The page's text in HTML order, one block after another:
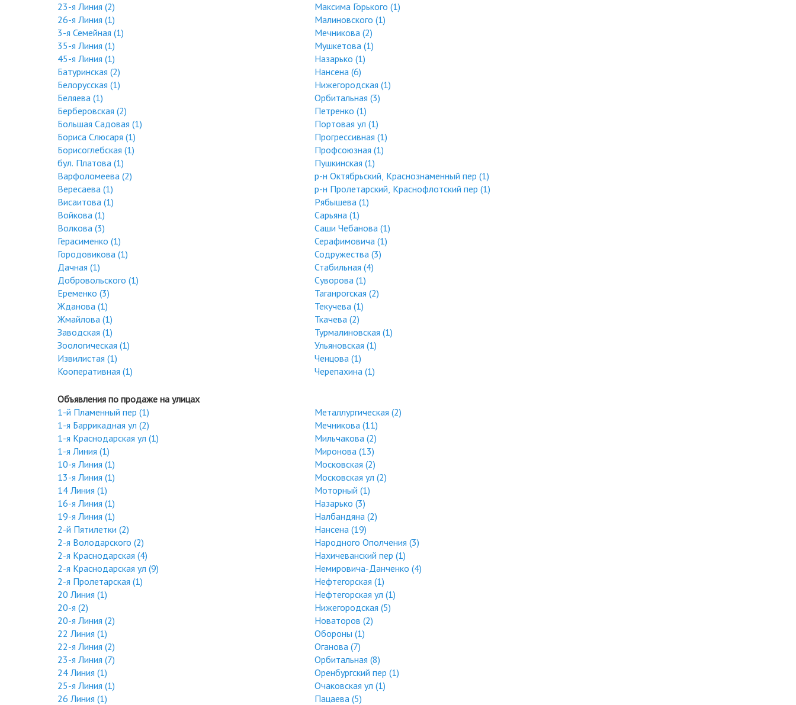
23-я Линия (2)
26-я Линия (1)
3-я Семейная (1)
35-я Линия (1)
45-я Линия (1)
Батуринская (2)
Белорусская (1)
Беляева (1)
Берберовская (2)
Большая Садовая (1)
Бориса Слюсаря (1)
Борисоглебская (1)
бул. Платова (1)
Варфоломеева (2)
Вересаева (1)
Висаитова (1)
Войкова (1)
Волкова (3)
Герасименко (1)
Городовикова (1)
Дачная (1)
Добровольского (1)
Еременко (3)
Жданова (1)
Жмайлова (1)
Заводская (1)
Зоологическая (1)
Извилистая (1)
Кооперативная (1)
Максима Горького (1)
Малиновского (1)
Мечникова (2)
Мушкетова (1)
Назарько (1)
Нансена (6)
Нижегородская (1)
Орбитальная (3)
Петренко (1)
Портовая ул (1)
Прогрессивная (1)
Профсоюзная (1)
Пушкинская (1)
р-н Октябрьский, Краснознаменный пер (1)
р-н Пролетарский, Краснофлотский пер (1)
Рябышева (1)
Сарьяна (1)
Саши Чебанова (1)
Серафимовича (1)
Содружества (3)
Стабильная (4)
Суворова (1)
Таганрогская (2)
Текучева (1)
Ткачева (2)
Турмалиновская (1)
Ульяновская (1)
Ченцова (1)
Черепахина (1)
Объявления по продаже на улицах
1-й Пламенный пер (1)
1-я Баррикадная ул (2)
1-я Краснодарская ул (1)
1-я Линия (1)
10-я Линия (1)
13-я Линия (1)
14 Линия (1)
16-я Линия (1)
19-я Линия (1)
2-й Пятилетки (2)
2-я Володарского (2)
2-я Краснодарская (4)
2-я Краснодарская ул (9)
2-я Пролетарская (1)
20 Линия (1)
20-я (2)
20-я Линия (2)
22 Линия (1)
22-я Линия (2)
23-я Линия (7)
24 Линия (1)
25-я Линия (1)
26 Линия (1)
Металлургическая (2)
Мечникова (11)
Мильчакова (2)
Миронова (13)
Московская (2)
Московская ул (2)
Моторный (1)
Назарько (3)
Налбандяна (2)
Нансена (19)
Народного Ополчения (3)
Нахичеванский пер (1)
Немировича-Данченко (4)
Нефтегорская (1)
Нефтегорская ул (1)
Нижегородская (5)
Новаторов (2)
Обороны (1)
Оганова (7)
Орбитальная (8)
Оренбургский пер (1)
Очаковская ул (1)
Пацаева (5)